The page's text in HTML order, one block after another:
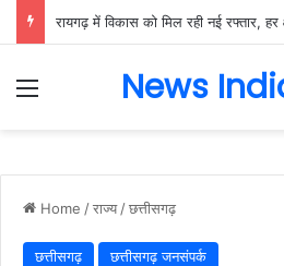
Menu News
Home /राज्य /छत्तीसगढ़
छत्तीसगढ़ छत्तीसगढ़ जनसंपर्क